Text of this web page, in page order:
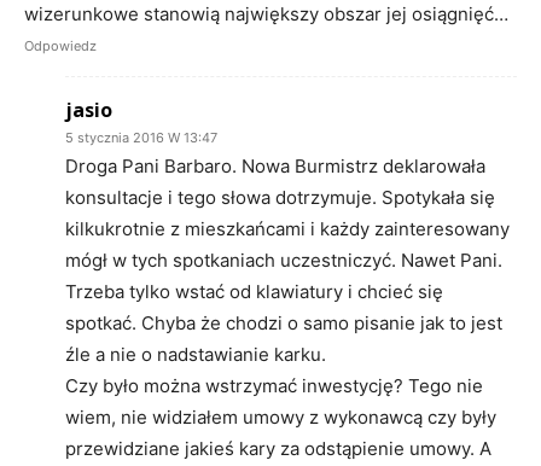
wizerunkowe stanowią największy obszar jej osiągnięć…
Odpowiedz
jasio
5 stycznia 2016 W 13:47
Droga Pani Barbaro. Nowa Burmistrz deklarowała
konsultacje i tego słowa dotrzymuje. Spotykała się
kilkukrotnie z mieszkańcami i każdy zainteresowany
mógł w tych spotkaniach uczestniczyć. Nawet Pani.
Trzeba tylko wstać od klawiatury i chcieć się
spotkać. Chyba że chodzi o samo pisanie jak to jest
źle a nie o nadstawianie karku.
Czy było można wstrzymać inwestycję? Tego nie
wiem, nie widziałem umowy z wykonawcą czy były
przewidziane jakieś kary za odstąpienie umowy. A